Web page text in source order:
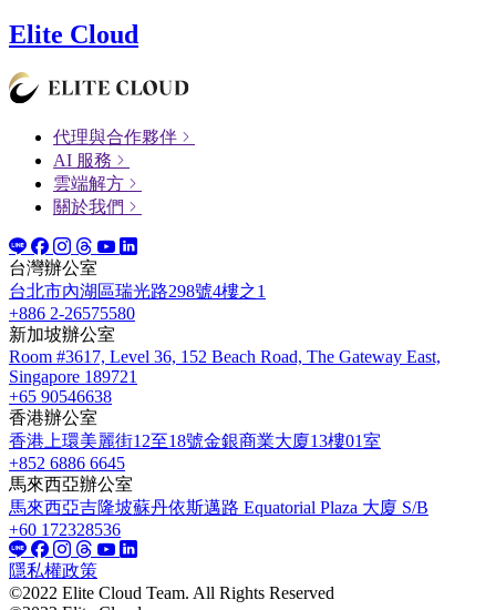
Elite Cloud
代理與合作夥伴
AI 服務
雲端解方
關於我們
台灣辦公室
台北市內湖區瑞光路298號4樓之1
+886 2-26575580
新加坡辦公室
Room #3617, Level 36, 152 Beach Road, The Gateway East,
Singapore 189721
+65 90546638
香港辦公室
香港上環美麗街12至18號金銀商業大廈13樓01室
+852 6886 6645
馬來西亞辦公室
馬來西亞吉隆坡蘇丹依斯邁路 Equatorial Plaza 大廈 S/B
+60 172328536
隱私權政策
©2022 Elite Cloud Team. All Rights Reserved